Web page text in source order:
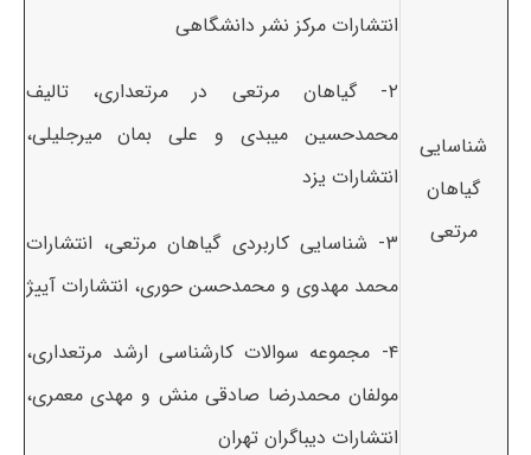
شناسایی
گیاهان
مرتعی
انتشارات مرکز نشر دانشگاهی
۲- گیاهان مرتعی در مرتعداری، تالیف
محمدحسین میبدی و علی بمان میرجلیلی،
انتشارات یزد
۳- شناسایی کاربردی گیاهان مرتعی، انتشارات
محمد مهدوی و محمدحسن حوری، انتشارات آییژ
۴- مجموعه سوالات کارشناسی ارشد مرتعداری،
مولفان محمدرضا صادقی منش و مهدی معمری،
انتشارات دیباگران تهران